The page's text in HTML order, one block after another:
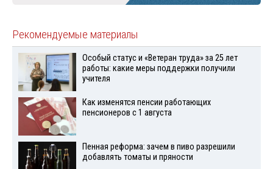
Рекомендуемые материалы
Особый статус и «Ветеран труда» за 25 лет
работы: какие меры поддержки получили
учителя
Как изменятся пенсии работающих
пенсионеров с 1 августа
Пенная реформа: зачем в пиво разрешили
добавлять томаты и пряности